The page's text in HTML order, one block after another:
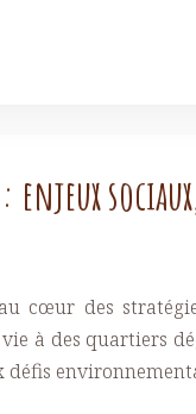
cœur des
à des quartiers